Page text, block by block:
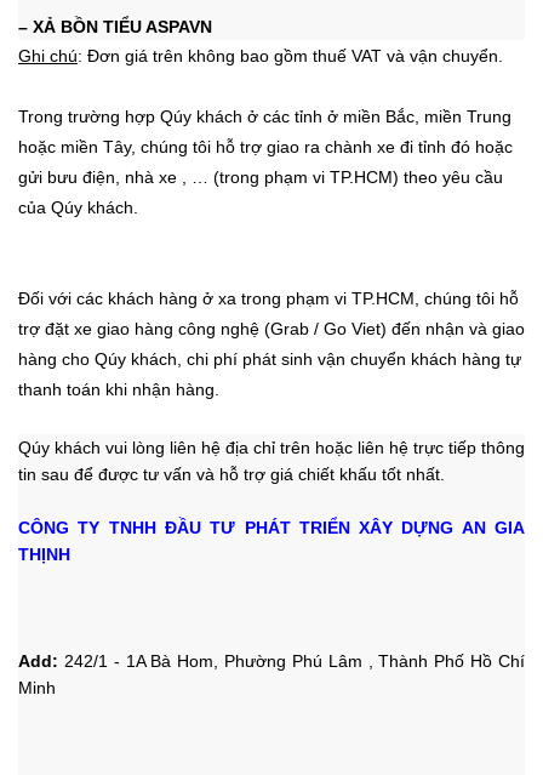
– XẢ BỒN TIỂU ASPAVN
Ghi chú: Đơn giá trên không bao gồm thuế VAT và vận chuyển.
Trong trường hợp Qúy khách ở các tỉnh ở miền Bắc, miền Trung
hoặc miền Tây, chúng tôi hỗ trợ giao ra chành xe đi tỉnh đó hoặc
gửi bưu điện, nhà xe , … (trong phạm vi TP.HCM) theo yêu cầu
của Qúy khách.
Đối với các khách hàng ở xa trong phạm vi TP.HCM, chúng tôi hỗ
trợ đặt xe giao hàng công nghệ (Grab / Go Viet) đến nhận và giao
hàng cho Qúy khách, chi phí phát sinh vận chuyển khách hàng tự
thanh toán khi nhận hàng.
Qúy khách vui lòng liên hệ địa chỉ trên hoặc liên hệ trực tiếp thông
tin sau để được tư vấn và hỗ trợ giá chiết khấu tốt nhất.
CÔNG TY TNHH ĐẦU TƯ PHÁT TRIỂN XÂY DỰNG AN GIA
THỊNH
Add: 242/1 - 1A Bà Hom, Phường Phú Lâm , Thành Phố Hồ Chí
Minh